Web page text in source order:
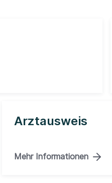
Arztausweis
Mehr Informationen